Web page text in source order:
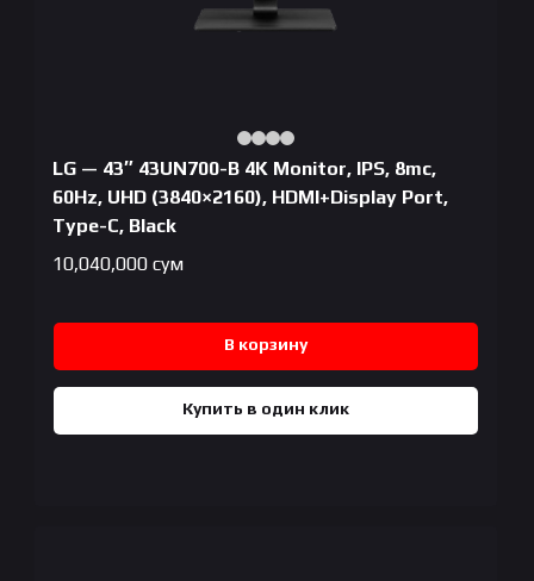
LG — 43″ 43UN700-B 4K Monitor, IPS, 8mc,
60Hz, UHD (3840×2160), HDMI+Display Port,
Type-C, Black
10,040,000 сум
В корзину
Купить в один клик